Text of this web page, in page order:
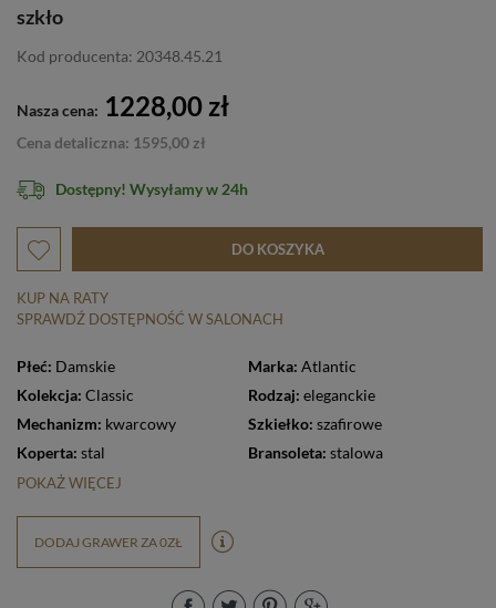
szkło
Kod producenta: 20348.45.21
Nasza cena: 1228,00 zł
Cena detaliczna: 1595,00 zł
Dostępny! Wysyłamy w 24h
DO KOSZYKA
KUP NA RATY
SPRAWDŹ DOSTĘPNOŚĆ W SALONACH
Płeć: Damskie Marka: Atlantic
Kolekcja: Classic Rodzaj: eleganckie
Mechanizm: kwarcowy Szkiełko: szafirowe
Koperta: stal Bransoleta: stalowa
POKAŻ WIĘCEJ
DODAJ GRAWER ZA 0ZŁ